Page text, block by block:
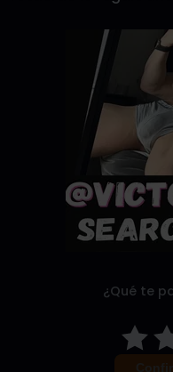
¿Qué te